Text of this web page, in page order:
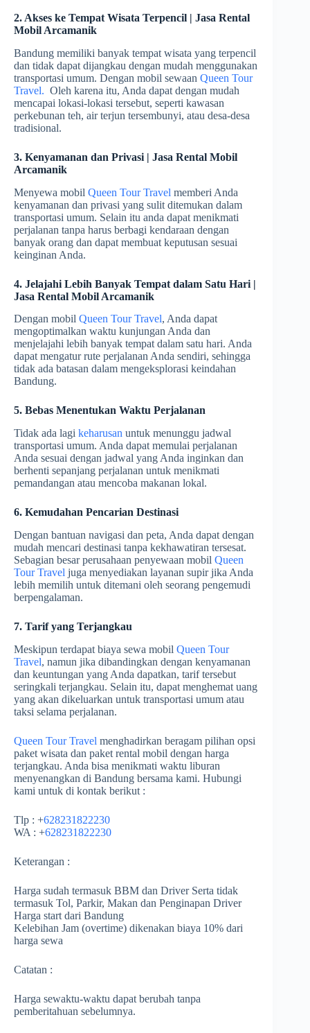
2. Akses ke Tempat Wisata Terpencil | Jasa Rental
Mobil Arcamanik
Bandung memiliki banyak tempat wisata yang terpencil
dan tidak dapat dijangkau dengan mudah menggunakan
transportasi umum. Dengan mobil sewaan Queen Tour
Travel. Oleh karena itu, Anda dapat dengan mudah
mencapai lokasi-lokasi tersebut, seperti kawasan
perkebunan teh, air terjun tersembunyi, atau desa-desa
tradisional.
3. Kenyamanan dan Privasi | Jasa Rental Mobil
Arcamanik
Menyewa mobil Queen Tour Travel memberi Anda
kenyamanan dan privasi yang sulit ditemukan dalam
transportasi umum. Selain itu anda dapat menikmati
perjalanan tanpa harus berbagi kendaraan dengan
banyak orang dan dapat membuat keputusan sesuai
keinginan Anda.
4. Jelajahi Lebih Banyak Tempat dalam Satu Hari |
Jasa Rental Mobil Arcamanik
Dengan mobil Queen Tour Travel, Anda dapat
mengoptimalkan waktu kunjungan Anda dan
menjelajahi lebih banyak tempat dalam satu hari. Anda
dapat mengatur rute perjalanan Anda sendiri, sehingga
tidak ada batasan dalam mengeksplorasi keindahan
Bandung.
5. Bebas Menentukan Waktu Perjalanan
Tidak ada lagi keharusan untuk menunggu jadwal
transportasi umum. Anda dapat memulai perjalanan
Anda sesuai dengan jadwal yang Anda inginkan dan
berhenti sepanjang perjalanan untuk menikmati
pemandangan atau mencoba makanan lokal.
6. Kemudahan Pencarian Destinasi
Dengan bantuan navigasi dan peta, Anda dapat dengan
mudah mencari destinasi tanpa kekhawatiran tersesat.
Sebagian besar perusahaan penyewaan mobil Queen
Tour Travel juga menyediakan layanan supir jika Anda
lebih memilih untuk ditemani oleh seorang pengemudi
berpengalaman.
7. Tarif yang Terjangkau
Meskipun terdapat biaya sewa mobil Queen Tour
Travel, namun jika dibandingkan dengan kenyamanan
dan keuntungan yang Anda dapatkan, tarif tersebut
seringkali terjangkau. Selain itu, dapat menghemat uang
yang akan dikeluarkan untuk transportasi umum atau
taksi selama perjalanan.
Queen Tour Travel menghadirkan beragam pilihan opsi
paket wisata dan paket rental mobil dengan harga
terjangkau. Anda bisa menikmati waktu liburan
menyenangkan di Bandung bersama kami. Hubungi
kami untuk di kontak berikut :
Tlp : +628231822230
WA : +628231822230
Keterangan :
Harga sudah termasuk BBM dan Driver Serta tidak
termasuk Tol, Parkir, Makan dan Penginapan Driver
Harga start dari Bandung
Kelebihan Jam (overtime) dikenakan biaya 10% dari
harga sewa
Catatan :
Harga sewaktu-waktu dapat berubah tanpa
pemberitahuan sebelumnya.